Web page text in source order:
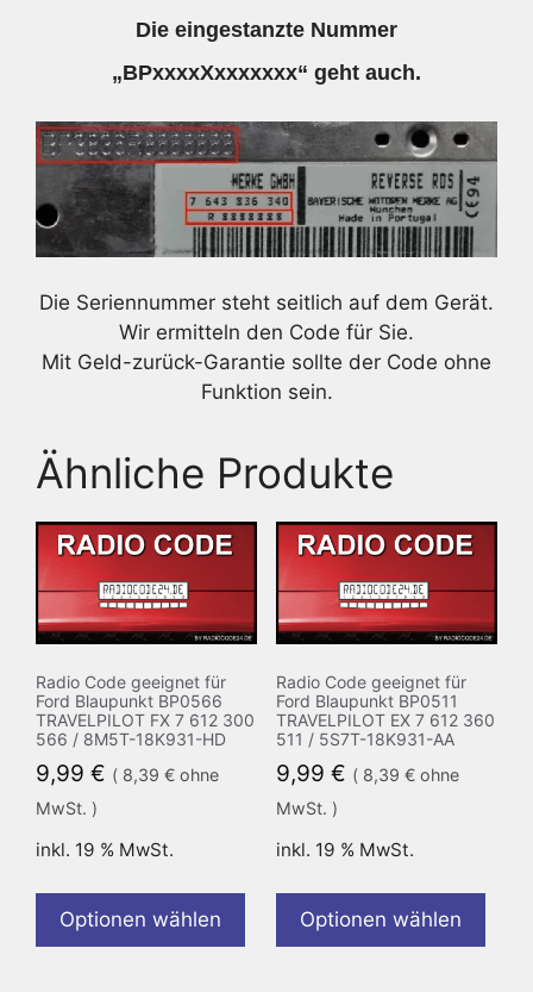
Die eingestanzte Nummer
„BPxxxxXxxxxxxx“ geht auch.
Die Seriennummer steht seitlich auf dem Gerät.
Wir ermitteln den Code für Sie.
Mit Geld-zurück-Garantie sollte der Code ohne
Funktion sein.
Ähnliche Produkte
Radio Code geeignet für
Ford Blaupunkt BP0566
TRAVELPILOT FX 7 612 300
566 / 8M5T-18K931-HD
9,99 € ( 8,39 € ohne
MwSt. )
inkl. 19 % MwSt.
Optionen wählen
Radio Code geeignet für
Ford Blaupunkt BP0511
TRAVELPILOT EX 7 612 360
511 / 5S7T-18K931-AA
9,99 € ( 8,39 €ohne
MwSt. )
inkl. 19 % MwSt.
Optionen wählen